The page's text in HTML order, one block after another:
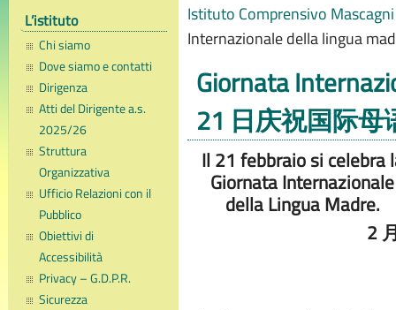
L’istituto
Chi siamo
Dove siamo e contatti
Dirigenza
Atti del Dirigente a.s.
2025/26
Struttura
Organizzativa
Ufficio Relazioni con il
Pubblico
Obiettivi di
Accessibilità
Privacy – G.D.P.R.
Sicurezza
Istituto Comprensivo
Internazionale della lingua
Giornata
21 日庆祝国际母
Il 21 febbraio si celebra
Giornata Internazionale
della Lingua Madre.
2 月 21